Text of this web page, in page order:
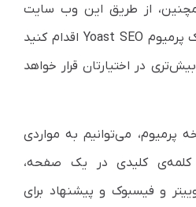
از طریق این وب سایت
می‌توانید برای تهیه اشتراک پرمیوم Yoast SEO اقدام کنید
در اختیارتان قرار خواهد
می‌توانیم به مواردی
کلمه‌ی کلیدی در یک صفحه،
و فیسبوک و پیشنهاد برای